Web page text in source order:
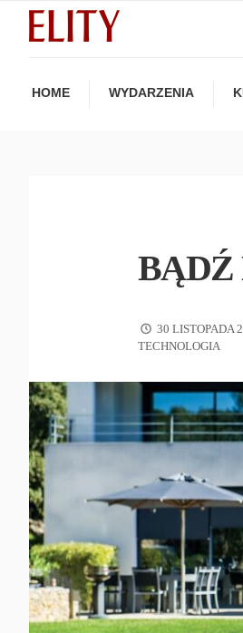
HOME WYDARZENIA
30 LISTOPADA
TECHNOLOGIA